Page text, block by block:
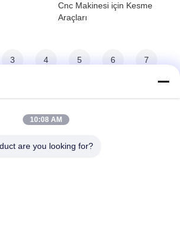
Cnc Makinesi için Kesme
Araçları
3 4 5 6 7
10:08 AM
are you looking for?